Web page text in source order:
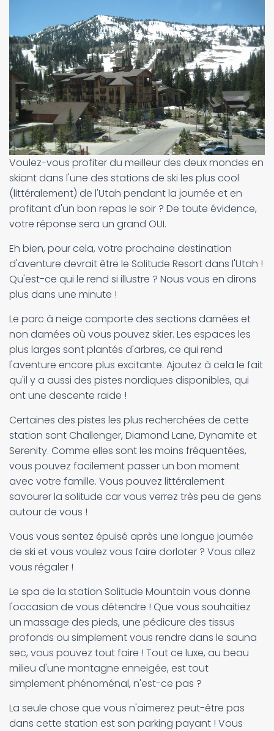
Voulez-vous profiter du meilleur des deux mondes en
skiant dans l'une des stations de ski les plus cool
(littéralement) de l'Utah pendant la journée et en
profitant d'un bon repas le soir ? De toute évidence,
votre réponse sera un grand OUI.
Eh bien, pour cela, votre prochaine destination
d'aventure devrait être le Solitude Resort dans l'Utah !
Qu'est-ce qui le rend si illustre ? Nous vous en dirons
plus dans une minute !
Le parc à neige comporte des sections damées et
non damées où vous pouvez skier. Les espaces les
plus larges sont plantés d'arbres, ce qui rend
l'aventure encore plus excitante. Ajoutez à cela le fait
qu'il y a aussi des pistes nordiques disponibles, qui
ont une descente raide !
Certaines des pistes les plus recherchées de cette
station sont Challenger, Diamond Lane, Dynamite et
Serenity. Comme elles sont les moins fréquentées,
vous pouvez facilement passer un bon moment
avec votre famille. Vous pouvez littéralement
savourer la solitude car vous verrez très peu de gens
autour de vous !
Vous vous sentez épuisé après une longue journée
de ski et vous voulez vous faire dorloter ? Vous allez
vous régaler !
Le spa de la station Solitude Mountain vous donne
l'occasion de vous détendre ! Que vous souhaitiez
un massage des pieds, une pédicure des tissus
profonds ou simplement vous rendre dans le sauna
sec, vous pouvez tout faire ! Tout ce luxe, au beau
milieu d'une montagne enneigée, est tout
simplement phénoménal, n'est-ce pas ?
La seule chose que vous n'aimerez peut-être pas
dans cette station est son parking payant ! Vous